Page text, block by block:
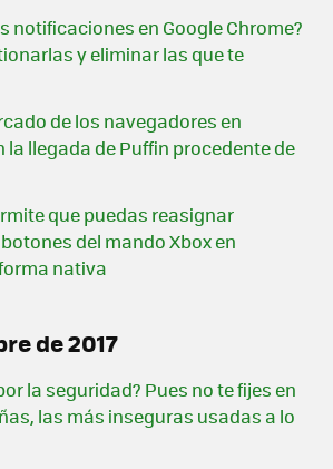
notificaciones en Google Chrome?
y eliminar las que te
de los navegadores en
la llegada de Puffin procedente de
que puedas reasignar
del mando Xbox en
nativa
de 2017
la seguridad? Pues no te fijes en
las más inseguras usadas a lo